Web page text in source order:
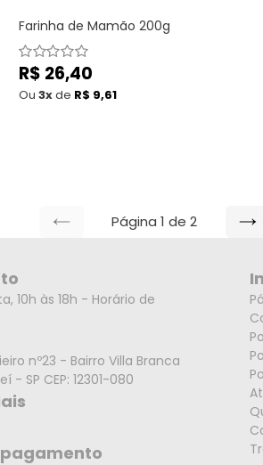
Farinha de Mamão 200g
Preço
normal
R$ 26,40
Ou 3xde R$ 9,61
Página 1 de 2
10h às 18h - Horário de
nº23 - Bairro Villa Branca
- SP CEP: 12301-080